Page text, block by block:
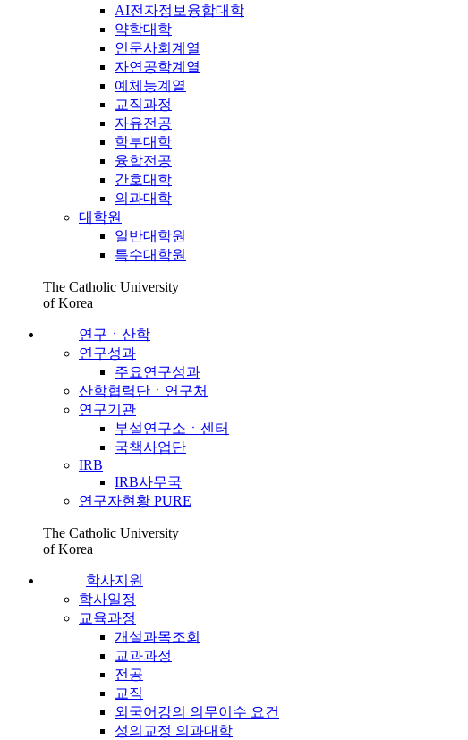
AI전자정보융합대학
약학대학
인문사회계열
자연공학계열
예체능계열
교직과정
자유전공
학부대학
융합전공
간호대학
의과대학
대학원
일반대학원
특수대학원
The Catholic University
of Korea
연구ㆍ산학
연구성과
주요연구성과
산학협력단ㆍ연구처
연구기관
부설연구소ㆍ센터
국책사업단
IRB
IRB사무국
연구자현황 PURE
The Catholic University
of Korea
학사지원
학사일정
교육과정
개설과목조회
교과과정
전공
교직
외국어강의 의무이수 요건
성의교정 의과대학